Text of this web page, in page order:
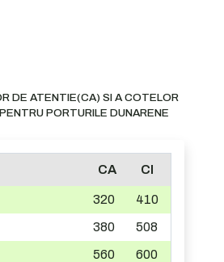
DE ATENTIE(CA) SI A COTELOR
PORTURILE DUNARENE
CA CI
320
410
380
508
560
600